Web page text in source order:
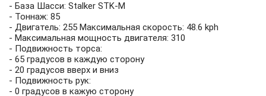
- База Шасси: Stalker STK-M
- Тоннаж: 85
- Двигатель: 255 Максимальная скорость: 48.6 kph
- Максимальная мощность двигателя: 310
- Подвижность торса:
- 65 градусов в каждую сторону
- 20 градусов вверх и вниз
- Подвижность рук:
- 0 градусов в кажую сторону